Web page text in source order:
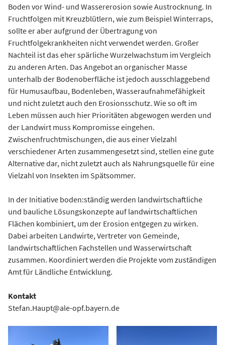
Boden vor Wind- und Wassererosion sowie Austrocknung. In
Fruchtfolgen mit Kreuzblütlern, wie zum Beispiel Winterraps,
sollte er aber aufgrund der Übertragung von
Fruchtfolgekrankheiten nicht verwendet werden. Großer
Nachteil ist das eher spärliche Wurzelwachstum im Vergleich
zu anderen Arten. Das Angebot an organischer Masse
unterhalb der Bodenoberfläche ist jedoch ausschlaggebend
für Humusaufbau, Bodenleben, Wasseraufnahmefähigkeit
und nicht zuletzt auch den Erosionsschutz. Wie so oft im
Leben müssen auch hier Prioritäten abgewogen werden und
der Landwirt muss Kompromisse eingehen.
Zwischenfruchtmischungen, die aus einer Vielzahl
verschiedener Arten zusammengesetzt sind, stellen eine gute
Alternative dar, nicht zuletzt auch als Nahrungsquelle für eine
Vielzahl von Insekten im Spätsommer.
In der Initiative boden:ständig werden landwirtschaftliche
und bauliche Lösungskonzepte auf landwirtschaftlichen
Flächen kombiniert, um der Erosion entgegen zu wirken.
Dabei arbeiten Landwirte, Vertreter von Gemeinde,
landwirtschaftlichen Fachstellen und Wasserwirtschaft
zusammen. Koordiniert werden die Projekte vom zuständigen
Amt für Ländliche Entwicklung.
Kontakt
Stefan.Haupt@ale-opf.bayern.de